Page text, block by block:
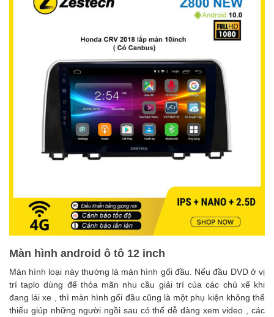
Màn hình android ô tô 12 inch
Màn hình loại này thường là màn hình gối đầu. Nếu đầu DVD ở vị
trí taplo dùng để thỏa mãn nhu cầu giải trí của các chủ xế khi
đang lái xe , thì màn hình gối đầu cũng là một phụ kiện không thể
thiếu giúp những người ngồi sau có thể dễ dàng xem video , các